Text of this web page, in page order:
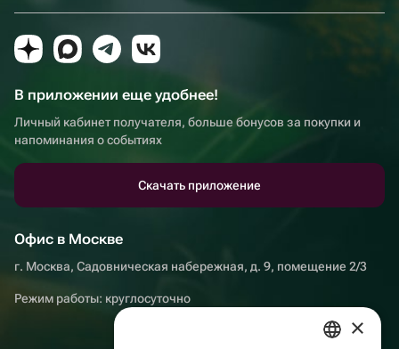
В приложении еще удобнее!
Личный кабинет получателя, больше бонусов за покупки и
напоминания о событиях
Скачать приложение
Офис в Москве
г. Москва, Садовническая набережная, д. 9, помещение 2/3
Режим работы: круглосуточно
×